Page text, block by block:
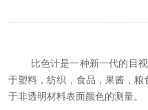
比色计是一种新一代的目视
于塑料，纺织，食品，果酱，
于非透明材料表面颜色的测量。